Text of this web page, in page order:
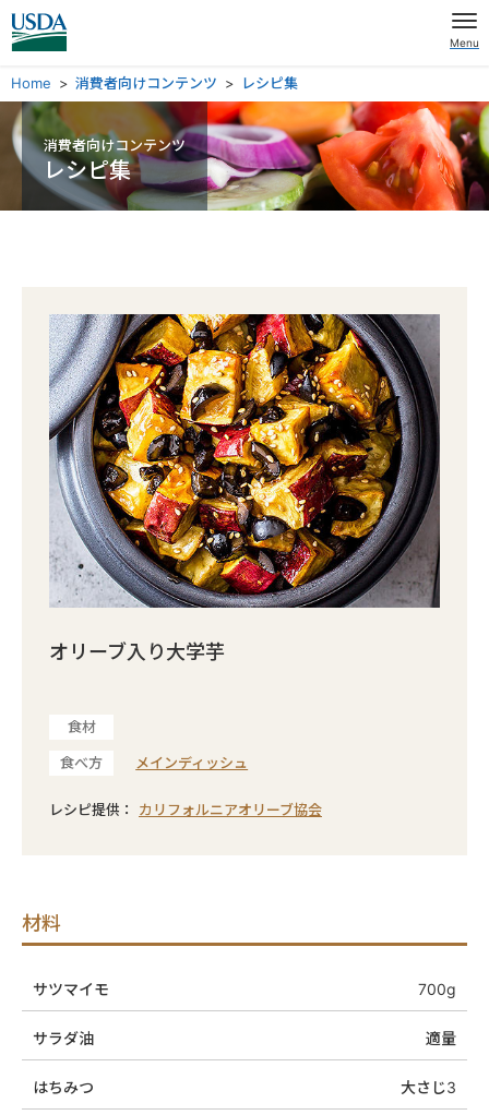
Menu
Home 消費者向けコンテンツ レシピ集
消費者向けコンテンツ
レシピ集
オリーブ入り大学芋
食材
食べ方 メインディッシュ
レシピ提供： カリフォルニアオリーブ協会
材料
サツマイモ 700g
サラダ油 適量
はちみつ 大さじ3